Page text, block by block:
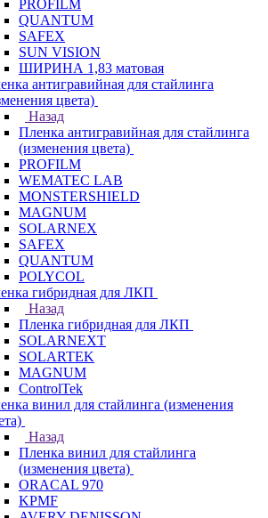
PROFILM
QUANTUM
SAFEX
SUN VISION
ШИРИНА 1,83 матовая
антигравийная для стайлинга
цвета)
Назад
Пленка антигравийная для стайлинга
(изменения цвета)
PROFILM
WEMATEC LAB
MONSTERSHIELD
MAGNUM
SOLARNEX
SAFEX
QUANTUM
POLYCOL
гибридная для ЛКП
Назад
Пленка гибридная для ЛКП
SOLARNEXT
SOLARTEK
MAGNUM
ControlTek
винил для стайлинга (изменения
Назад
Пленка винил для стайлинга
(изменения цвета)
ORACAL 970
KPMF